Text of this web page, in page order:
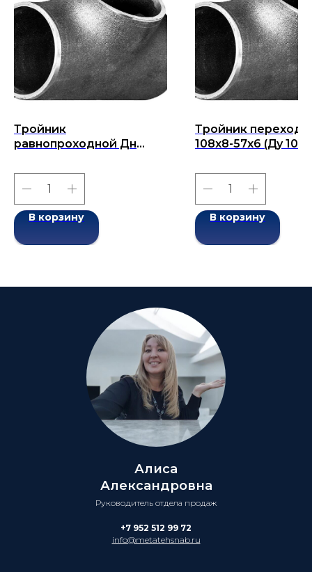
Тройник
равнопроходной Дн
бесшовный ГОСТ 17376-
2001
В корзину
Тройник
108x8-57x6 (Ду
2001
В корзину
Алиса
Александровна
Руководитель отдела продаж
+7 952 512 99 72
info@metatehsnab.ru